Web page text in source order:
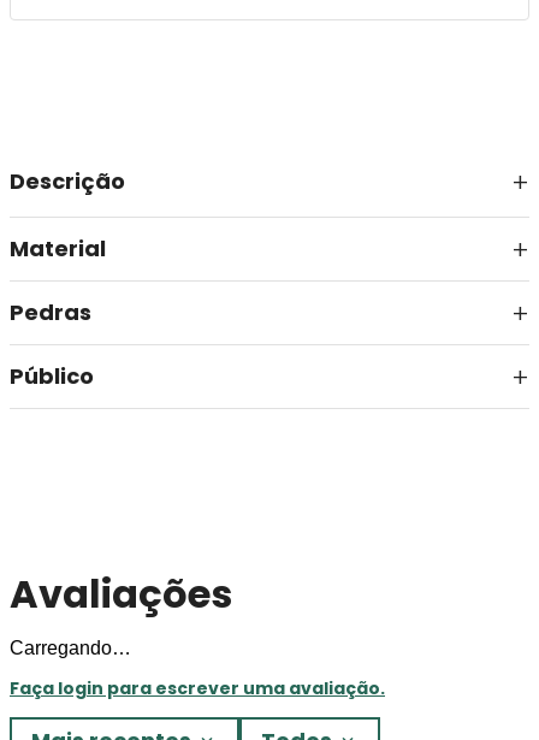
Descrição
Material
Pedras
Público
Avaliações
Carregando…
Faça login para escrever uma avaliação.